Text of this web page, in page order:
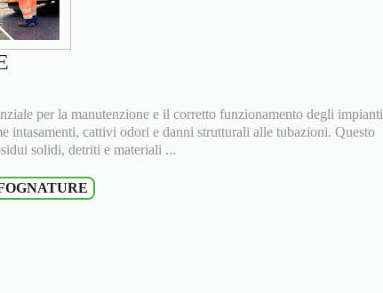
per la manutenzione e il corretto funzionamento degli impianti
intasamenti, cattivi odori e danni strutturali alle tubazioni. Questo
solidi, detriti e materiali ...